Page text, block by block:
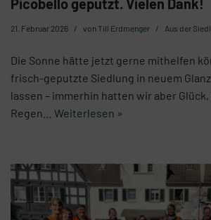
Picobello geputzt. Vielen Dank!
21. Februar 2026 vonTill Erdmenger Aus der
Die Sonne hätte jetzt gerne mithelfen
frisch-geputzte Siedlung in neuem
lassen – immerhin hatten wir aber
Regen… Weiterlesen »